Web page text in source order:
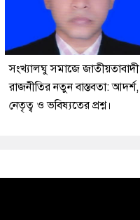
সংখ্যালঘু সমাজে জাতীয়তাবাদী
রাজনীতির নতুন বাস্তবতা: আদর্শ,
নেতৃত্ব ও ভবিষ্যতের প্রশ্ন।